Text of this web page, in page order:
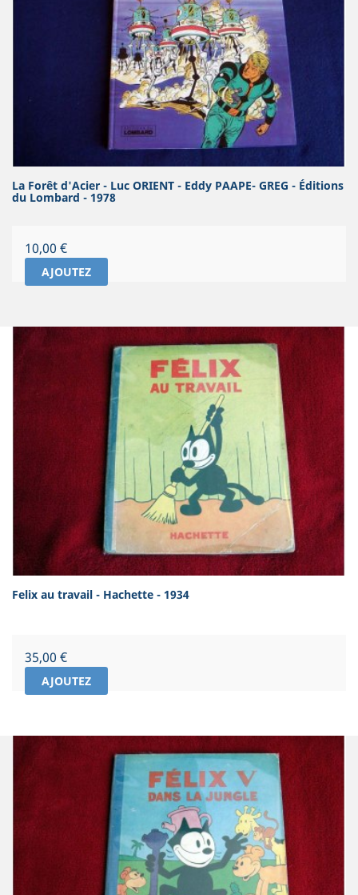
La Forêt d'Acier - Luc ORIENT - Eddy PAAPE- GREG - Éditions
du Lombard - 1978
Prix
10,00 €
AJOUTEZ
Felix au travail - Hachette - 1934
Prix
35,00 €
AJOUTEZ